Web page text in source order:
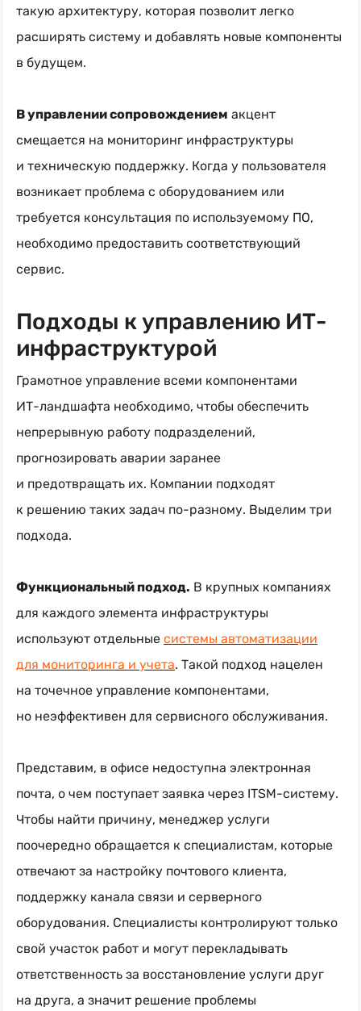
такую архитектуру, которая позволит легко
расширять систему и добавлять новые компоненты
в будущем.
В управлении сопровождением акцент
смещается на мониторинг инфраструктуры
и техническую поддержку. Когда у пользователя
возникает проблема с оборудованием или
требуется консультация по используемому ПО,
необходимо предоставить соответствующий
сервис.
Подходы к управлению ИТ-
инфраструктурой
Грамотное управление всеми компонентами
ИТ-ландшафта необходимо, чтобы обеспечить
непрерывную работу подразделений,
прогнозировать аварии заранее
и предотвращать их. Компании подходят
к решению таких задач по-разному. Выделим три
подхода.
Функциональный подход. В крупных компаниях
для каждого элемента инфраструктуры
используют отдельные системы автоматизации
для мониторинга и учета. Такой подход нацелен
на точечное управление компонентами,
но неэффективен для сервисного обслуживания.
Представим, в офисе недоступна электронная
почта, о чем поступает заявка через ITSM-систему.
Чтобы найти причину, менеджер услуги
поочередно обращается к специалистам, которые
отвечают за настройку почтового клиента,
поддержку канала связи и серверного
оборудования. Специалисты контролируют только
свой участок работ и могут перекладывать
ответственность за восстановление услуги друг
на друга, а значит решение проблемы